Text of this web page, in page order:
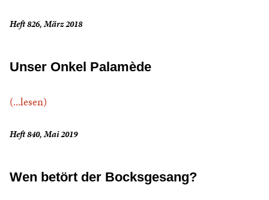
Heft 826, März 2018
Unser Onkel Palamède
(...lesen)
Heft 840, Mai 2019
Wen betört der Bocksgesang?